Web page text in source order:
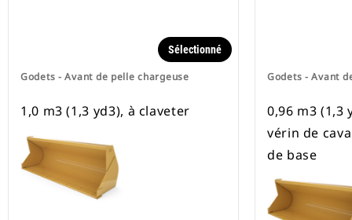
Godets - Avant de pelle chargeuse
Sélectionné
1,0 m3 (1,3 yd3), à claveter
Godets - Avant
0,96 m3 (1,3
vérin de
de base